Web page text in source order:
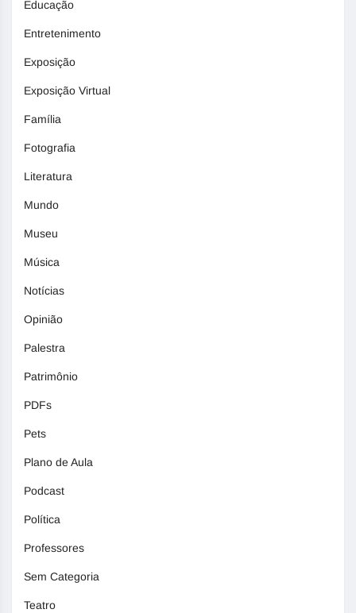
Educação
Entretenimento
Exposição
Exposição Virtual
Família
Fotografia
Literatura
Mundo
Museu
Música
Notícias
Opinião
Palestra
Patrimônio
PDFs
Pets
Plano de Aula
Podcast
Política
Professores
Sem Categoria
Teatro